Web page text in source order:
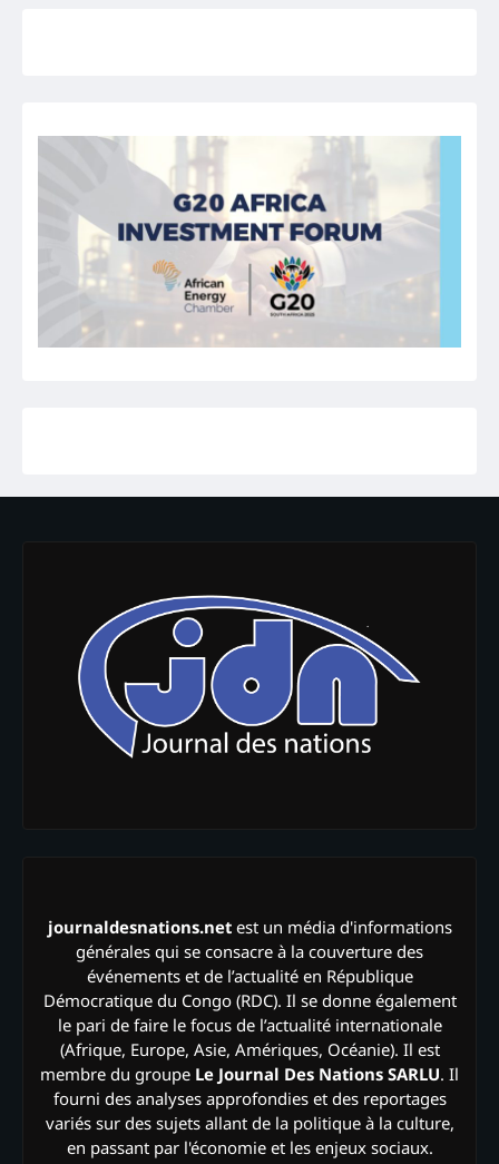
journaldesnations.netest un média d'informations
générales qui se consacre à la couverture des
événements et de l’actualité en République
Démocratique du Congo (RDC). Il se donne également
le pari de faire le focus de l’actualité internationale
(Afrique, Europe, Asie, Amériques, Océanie). Il est
membre du groupe Le Journal Des Nations SARLU. Il
fourni des analyses approfondies et des reportages
variés sur des sujets allant de la politique à la culture,
en passant par l'économie et les enjeux sociaux.